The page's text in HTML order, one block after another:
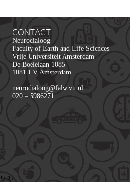
CONTACT
Neurodialoog
Faculty of Earth and Life Sciences
Vrije Universiteit Amsterdam
De Boelelaan 1085
1081 HV Amsterdam
neurodialoog@falw.vu.nl
020 – 5986271
*/ ?>